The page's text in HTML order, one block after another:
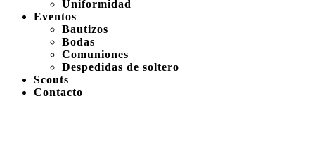
Uniformidad
Eventos
Bautizos
Bodas
Comuniones
Despedidas de soltero
Scouts
Contacto